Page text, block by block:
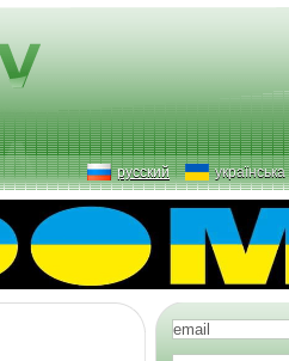
русский українська